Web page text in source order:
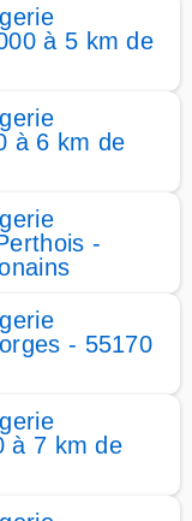
à 5 km de
à 6 km de
-
- 55170
à 7 km de